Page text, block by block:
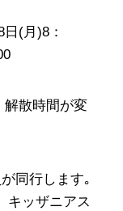
(月)8：
解散時間が変
同行します｡
キッザニアス